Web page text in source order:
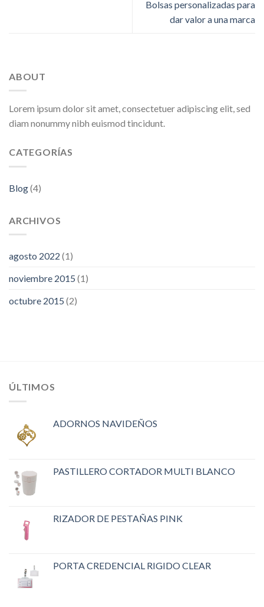
Bolsas personalizadas para
dar valor a una marca
ABOUT
Lorem ipsum dolor sit amet, consectetuer adipiscing elit, sed
diam nonummy nibh euismod tincidunt.
CATEGORÍAS
Blog(4)
ARCHIVOS
agosto 2022 (1)
noviembre 2015 (1)
octubre 2015 (2)
ÚLTIMOS
ADORNOS NAVIDEÑOS
PASTILLERO CORTADOR MULTI BLANCO
RIZADOR DE PESTAÑAS PINK
PORTA CREDENCIAL RIGIDO CLEAR